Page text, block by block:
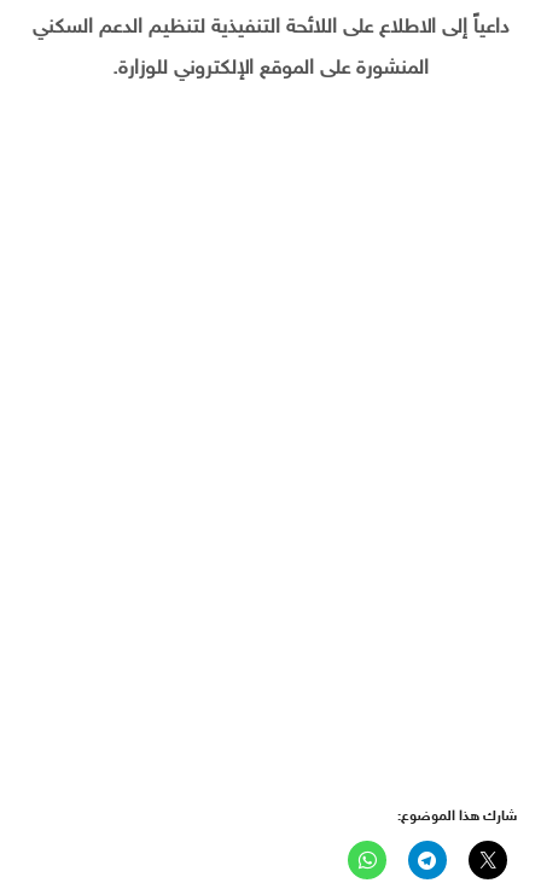
داعياً إلى الاطلاع على اللائحة التنفيذية لتنظيم الدعم السكني
المنشورة على الموقع الإلكتروني للوزارة.
شارك هذا الموضوع: